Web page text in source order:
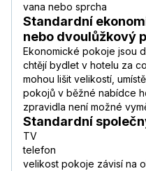
vana nebo sprcha
Standardní
nebo dvoulůžkový
Ekonomické pokoje jsou
chtějí bydlet v hotelu za
mohou lišit velikostí,
pokojů v běžné nabídce
zpravidla není možné
Standardní
TV
telefon
velikost pokoje závisí na